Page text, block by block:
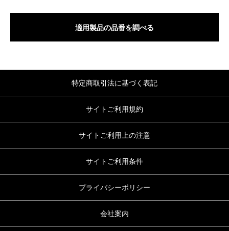
適用製品の品番を調べる
特定商取引法に基づく表記
サイトご利用規約
サイトご利用上の注意
サイトご利用条件
プライバシーポリシー
会社案内